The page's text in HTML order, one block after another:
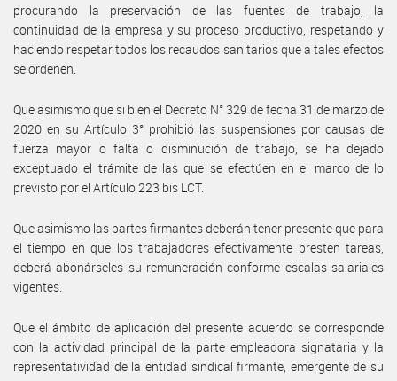
procurando la preservación de las fuentes de trabajo, la
continuidad de la empresa y su proceso productivo, respetando y
haciendo respetar todos los recaudos sanitarios que a tales efectos
se ordenen.
Que asimismo que si bien el Decreto N° 329 de fecha 31 de marzo de
2020 en su Artículo 3° prohibió las suspensiones por causas de
fuerza mayor o falta o disminución de trabajo, se ha dejado
exceptuado el trámite de las que se efectúen en el marco de lo
previsto por el Artículo 223 bis LCT.
Que asimismo las partes firmantes deberán tener presente que para
el tiempo en que los trabajadores efectivamente presten tareas,
deberá abonárseles su remuneración conforme escalas salariales
vigentes.
Que el ámbito de aplicación del presente acuerdo se corresponde
con la actividad principal de la parte empleadora signataria y la
representatividad de la entidad sindical firmante, emergente de su